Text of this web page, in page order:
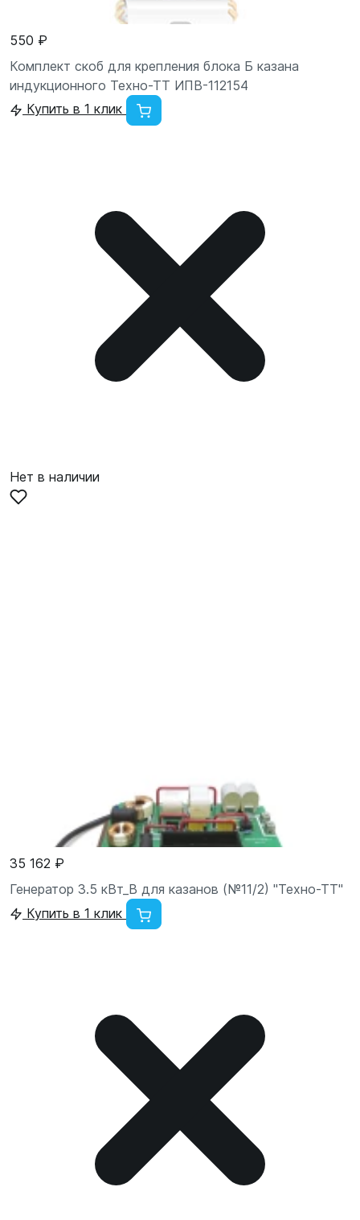
550 ₽
Комплект скоб для крепления блока Б казана
индукционного Техно-ТТ ИПВ-112154
Купить в 1 клик
Нет в наличии
35 162 ₽
Генератор 3.5 кВт_В для казанов (№11/2) "Техно-ТТ"
Купить в 1 клик